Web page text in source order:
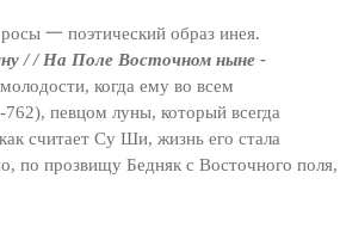
一 поэтичес­кий образ инея.
/ / На Поле Восточ­ном ныне -
когда ему во всем
певцом луны, который всегда
считает Су Ши, жизнь его стала
по прозвищу Бедняк с Восточного поля,